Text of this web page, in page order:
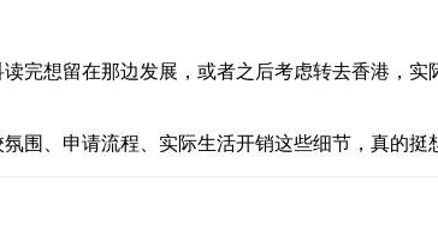
完想留在那边发展，或者之后考虑转去香港，
围、申请流程、实际生活开销这些细节，真的挺